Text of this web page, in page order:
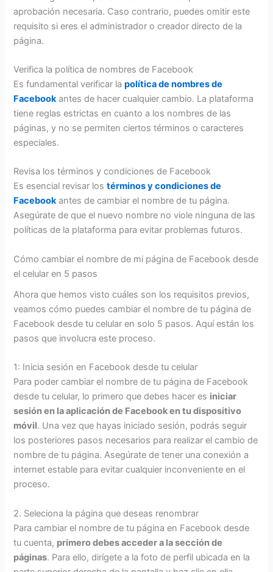
aprobación necesaria. Caso contrario, puedes omitir este
requisito si eres el administrador o creador directo de la
página.
Verifica la política de nombres de Facebook
Es fundamental verificar lapolítica de nombres de
Facebookantes de hacer cualquier cambio. La plataforma
tiene reglas estrictas en cuanto a los nombres de las
páginas, y no se permiten ciertos términos o caracteres
especiales.
Revisa los términos y condiciones de Facebook
Es esencial revisar lostérminosy condiciones de
Facebookantes de cambiar el nombre de tu página.
Asegúrate de que el nuevo nombre no viole ninguna de las
políticas de la plataforma para evitar problemas futuros.
Cómo cambiar el nombre de mi página de Facebook desde
el celular en 5 pasos
Ahora que hemos visto cuáles son los requisitos previos,
veamos cómo puedes cambiar el nombre de tu página de
Facebook desde tu celular en solo 5 pasos. Aquí están los
pasos que involucra este proceso.
1: Inicia sesión en Facebook desde tu celular
Para poder cambiar el nombre de tu página de Facebook
desde tu celular, lo primero que debes hacer es iniciar
sesión en la aplicación de Facebook en tu dispositivo
móvil. Una vez que hayas iniciado sesión, podrás seguir
los posteriores pasos necesarios para realizar el cambio de
nombre de tu página. Asegúrate de tener una conexión a
internet estable para evitar cualquier inconveniente en el
proceso.
2. Seleciona la página que deseas renombrar
Para cambiar el nombre de tu página en Facebook desde
tu cuenta, primero debes acceder a la sección de
páginas. Para ello, dirígete a la foto de perfil ubicada en la